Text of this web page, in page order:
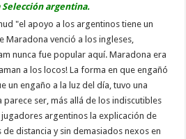
argentina.
"el apoyo a los argentinos tiene un
venció a los ingleses,
nunca fue popular aquí. Maradona era
a los locos! La forma en que engañó
un engaño a la luz del día, tuvo una
parece ser, más allá de los indiscutibles
argentinos la explicación de
distancia y sin demasiados nexos en